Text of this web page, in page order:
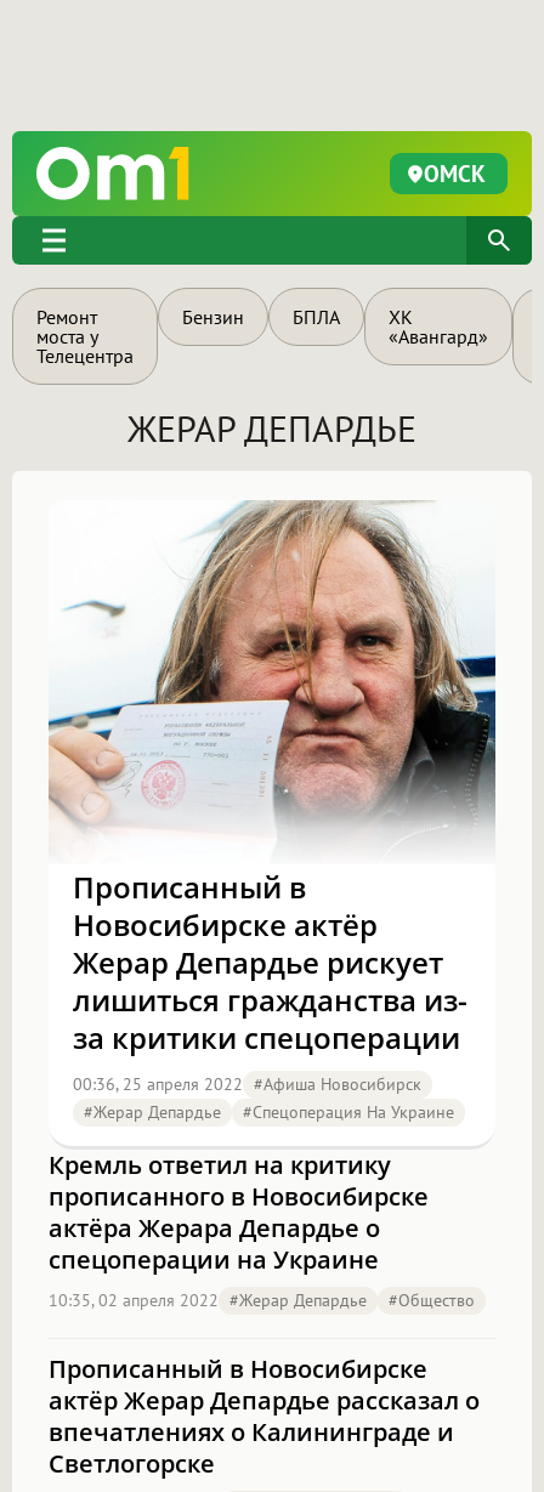
ОМСК
Ремонт
моста у
Телецентра
Бензин БПЛА
ХК
«Авангард»
ЖЕРАР ДЕПАРДЬЕ
Прописанный в
Новосибирске актёр
Жерар Депардье рискует
лишиться гражданства из-
за критики спецоперации
00:36, 25 апреля 2022 #Афиша Новосибирск
#Жерар Депардье
#Спецоперация На Украине
Кремль ответил на критику
прописанного в Новосибирске
актёра Жерара Депардье о
спецоперации на Украине
10:35, 02 апреля 2022 #Жерар Депардье #Общество
Прописанный в Новосибирске
актёр Жерар Депардье рассказал о
впечатлениях о Калининграде и
Светлогорске